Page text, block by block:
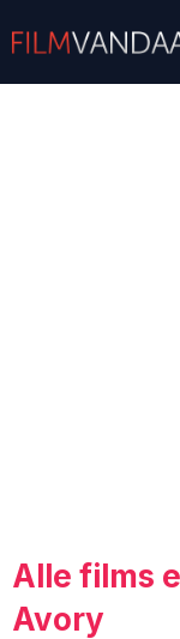
Alle films
Avory